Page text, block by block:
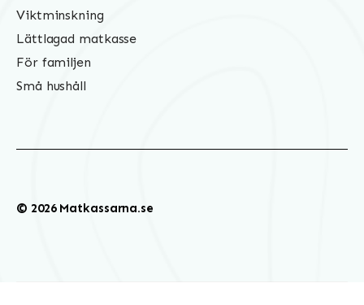
Viktminskning
Lättlagad matkasse
För familjen
Små hushåll
© 2026 Matkassarna.se